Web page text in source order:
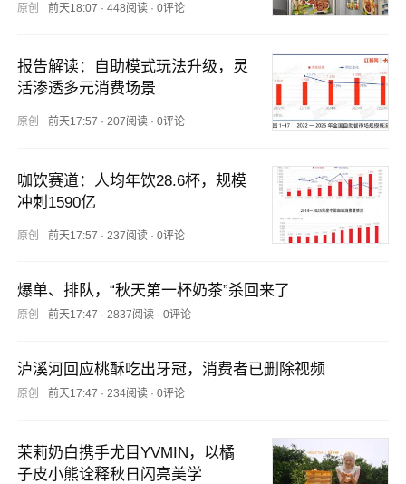
原创 前天18:07 · 448阅读· 0评论
报告解读：自助模式玩法升级，灵
活渗透多元消费场景
原创 前天17:57 · 207阅读· 0评论
咖饮赛道：人均年饮28.6杯，规模
冲刺1590亿
原创 前天17:57 · 237阅读· 0评论
爆单、排队，“秋天第一杯奶茶”杀回来了
原创 前天17:47 · 2837阅读· 0评论
泸溪河回应桃酥吃出牙冠，消费者已删除视频
原创 前天17:47 · 234阅读· 0评论
茉莉奶白携手尤目YVMIN，以橘
子皮小熊诠释秋日闪亮美学